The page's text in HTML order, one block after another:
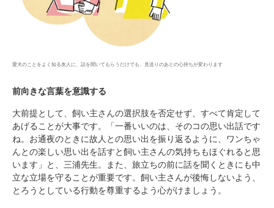
愛犬のことをよく知る友人に、話を聞いてもらうだけでも、見送りのあとの心持ちが変わります
前向きな言葉を意識する
大前提として、飼い主さんの選択肢を否定せず、すべて肯定して
あげることが大事です。「一番いいのは、そのコの思い出話です
ね。お通夜のときに故人との思い出を振り返るように、ワンちゃ
んとの楽しい思い出を話すと飼い主さんの気持ちもほぐれると思
います」と、三浦先生。また、旅立ちの前に話を聞くときにも中
立な立場を守ることが重要です。飼い主さんが後悔しないよう、
とろうとしている行動を尊重するよう心がけましょう。